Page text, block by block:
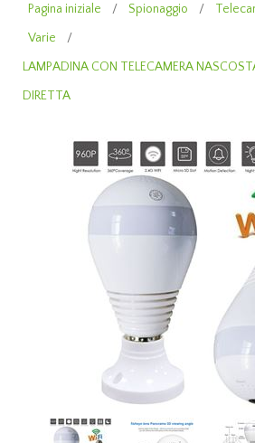
Pagina iniziale / Spionaggio /
Varie
/
LAMPADINA CON TELECAMERA
DIRETTA